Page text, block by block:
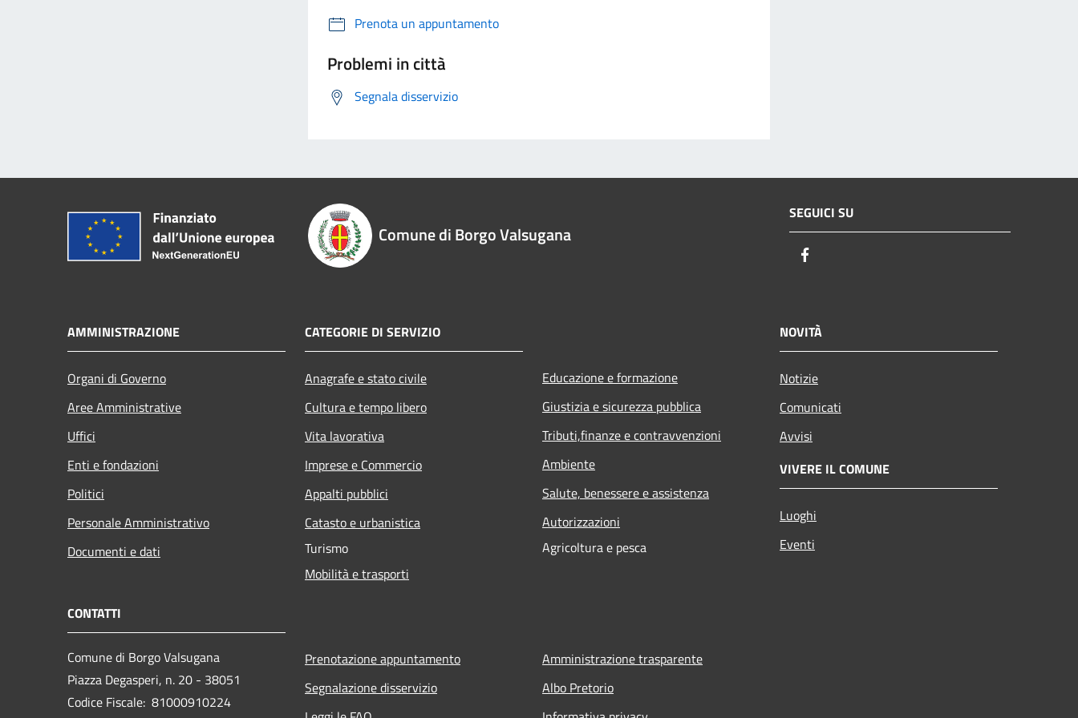
Prenota un appuntamento
Problemi in città
Segnala disservizio
Comune di Borgo Valsugana
SEGUICI SU
AMMINISTRAZIONE
Organi di Governo
Aree Amministrative
Uffici
Enti e fondazioni
Politici
Personale Amministrativo
Documenti e dati
CATEGORIE DI SERVIZIO
Anagrafe e stato civile
Cultura e tempo libero
Vita lavorativa
Imprese e Commercio
Appalti pubblici
Catasto e urbanistica
Turismo
Mobilità e trasporti
Educazione e formazione
Giustizia e sicurezza pubblica
Tributi,finanze e contravvenzioni
Ambiente
Salute, benessere e assistenza
Autorizzazioni
Agricoltura e pesca
NOVITÀ
Notizie
Comunicati
Avvisi
VIVERE IL COMUNE
Luoghi
Eventi
CONTATTI
Comune di Borgo Valsugana
Piazza Degasperi, n. 20 - 38051
Codice Fiscale: 81000910224
Prenotazione appuntamento
Segnalazione disservizio
Amministrazione trasparente
Albo Pretorio